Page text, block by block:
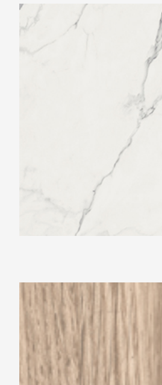
Beste Koop 600X1200
Light
Beste Koop 150X600